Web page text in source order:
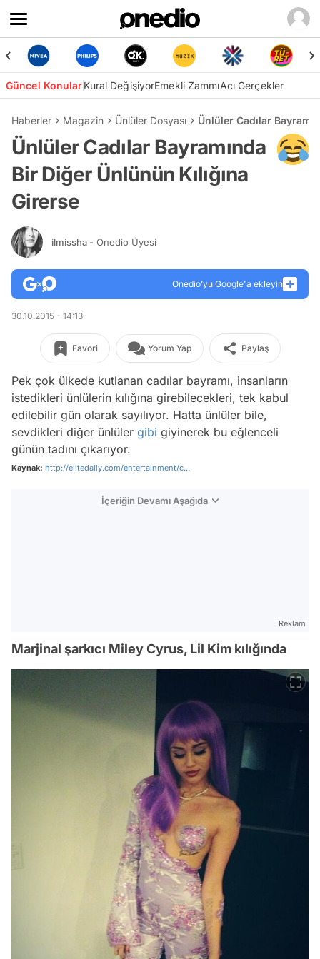
Güncel KonularKural DeğişiyorEmekli ZammıAcı Gerçekler
Haberler Magazin Ünlüler Dosyası Ünlüler Cadılar
Ünlüler Cadılar Bayramında
Bir Diğer Ünlünün Kılığına
Girerse
ilmissha - Onedio Üyesi
Onedio’yu Google'a ekleyin
30.10.2015 - 14:13
Favori Yorum Yap Paylaş
Pek çok ülkede kutlanan cadılar bayramı, insanların
istedikleri ünlülerin kılığına girebilecekleri, tek kabul
edilebilir gün olarak sayılıyor. Hatta ünlüler bile,
sevdikleri diğer ünlüler gibi giyinerek bu eğlenceli
günün tadını çıkarıyor.
Kaynak: http://elitedaily.com/entertainment/c...
İçeriğin Devamı Aşağıda
Reklam
Marjinal şarkıcı Miley Cyrus, Lil Kim kılığında